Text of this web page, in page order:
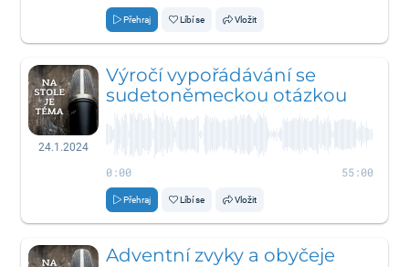
Přehraj Líbí se Vložit
24.1.2024
Výročí vypořádávání se
sudetoněmeckou otázkou
0:00 55:00
Přehraj Líbí se Vložit
Adventní zvyky a obyčeje